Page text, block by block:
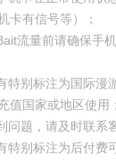
卡有信号等）；
流量前请确保手
特别标注为国际漫
值国家或地区使用；
问题，请及时联系
特别标注为后付费